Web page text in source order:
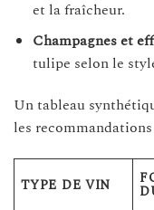
et la fraîcheur.
Champagnes et
tulipe selon le
Un tableau
les
TYPE DE VIN